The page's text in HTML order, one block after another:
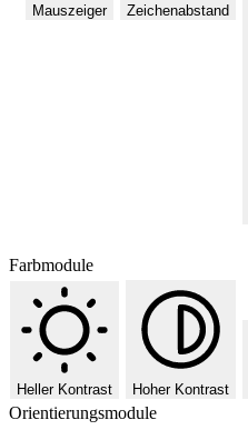
Mauszeiger Zeichenabstand
Farbmodule
Heller Kontrast Hoher Kontrast
Orientierungsmodule